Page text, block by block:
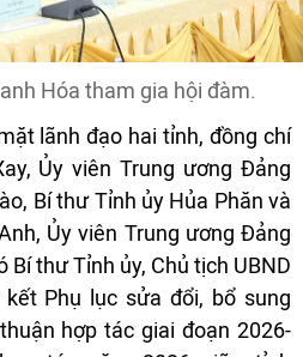
Hóa tham gia hội đàm.
lãnh đạo hai tỉnh, đồng chí
Ủy viên Trung ương Đảng
Bí thư Tỉnh ủy Hủa Phăn và
Ủy viên Trung ương Đảng
Bí thư Tỉnh ủy, Chủ tịch UBND
Phụ lục sửa đổi, bổ sung
hợp tác giai đoạn 2026-